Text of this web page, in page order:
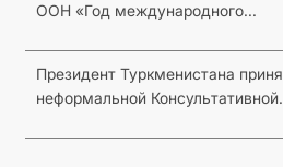
ООН «Год международного...
Президент Туркменистана
неформальной